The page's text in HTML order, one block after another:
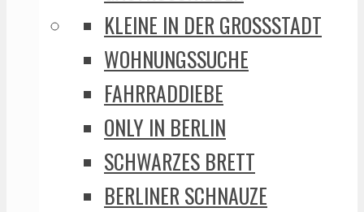
KLEINE IN DER GROSSSTADT
WOHNUNGSSUCHE
FAHRRADDIEBE
ONLY IN BERLIN
SCHWARZES BRETT
BERLINER SCHNAUZE